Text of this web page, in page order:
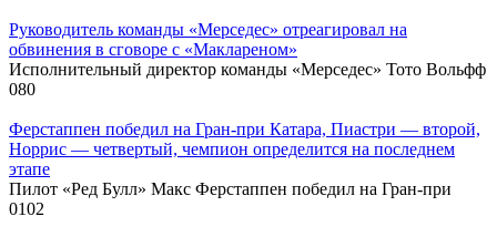
Руководитель команды «Мерседес» отреагировал на
обвинения в сговоре с «Маклареном»
Исполнительный директор команды «Мерседес» Тото Вольфф
080
Ферстаппен победил на Гран‑при Катара, Пиастри — второй,
Норрис — четвертый, чемпион определится на последнем
этапе
Пилот «Ред Булл» Макс Ферстаппен победил на Гран‑при
0102